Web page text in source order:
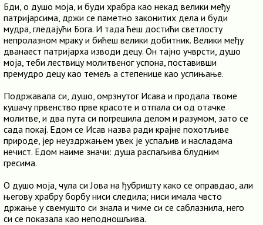
Бди, о душо моја, и буди храбра као некад велики међу
патријарсима, држи се паметно законитих дела и буди
мудра, гледајући Бога. И тада ћеш достићи светлосту
непролазном мраку и бићеш велики добитник. Велики међу
дванаест патријарха изводи децу. Он тајно учврсти, душо
моја, теби лествицу молитвеног успона, поставивши
премудро децу као темељ а степенице као успињање.
Подржавала си, душо, омрзнутог Исава и продала твоме
кушачу првенство прве красоте и отпала си од отачке
молитве, и два пута си погрешила делом и разумом, зато се
сада покај. Едом се Исав назва ради крајне похотљиве
природе, јер неуздржањем увек је успаљив и насладама
нечист. Едом наиме значи: душа распаљива блудним
гресима.
О душо моја, чула си Јова на ђубришту како се оправдао, али
његову храбру борбу ниси следила; ниси имала чвсто
држање у свемушто си знала и чиме си се саблазнила, него
си се показала као неподношљива.